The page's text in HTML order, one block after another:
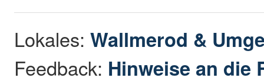
Lokales:Wallmerod &
Feedback: Hinweise an die